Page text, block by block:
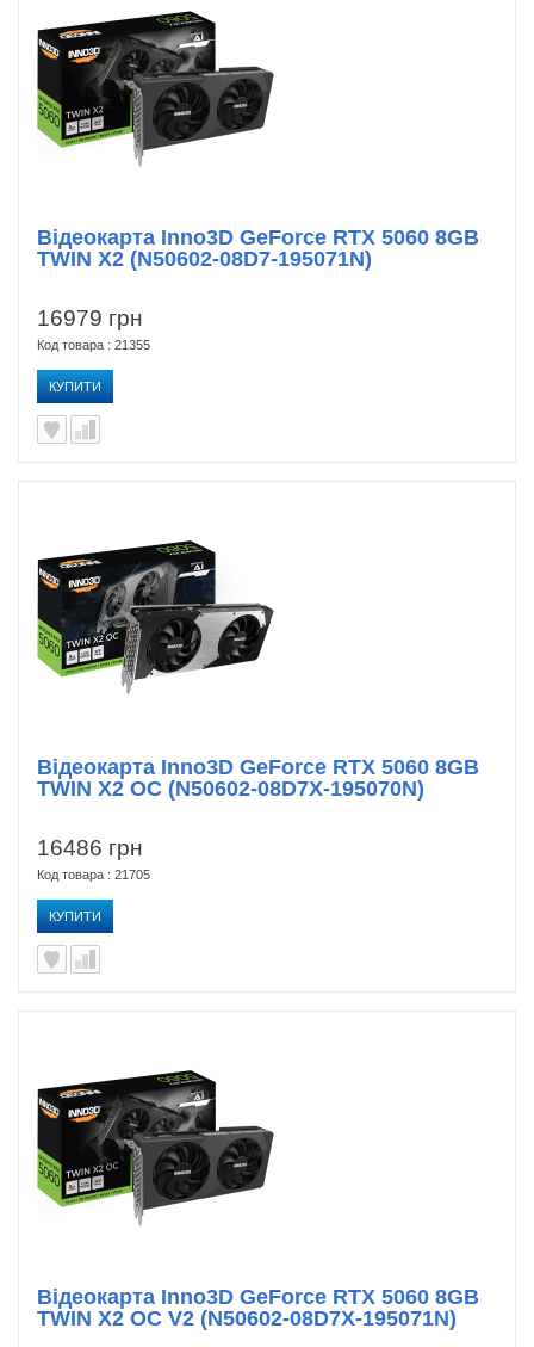
16979 грн
Код товара : 21355
КУПИТИ
Відеокарта Inno3D GeForce RTX 5060 8GB
TWIN X2 (N50602-08D7-195071N)
16486 грн
Код товара : 21705
КУПИТИ
Відеокарта Inno3D GeForce RTX 5060 8GB
TWIN X2 OC (N50602-08D7X-195070N)
Відеокарта Inno3D GeForce RTX 5060 8GB
TWIN X2 OC V2 (N50602-08D7X-195071N)